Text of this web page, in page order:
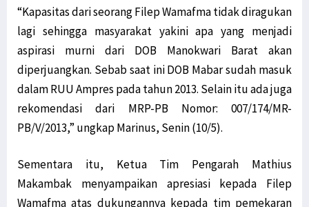
“Kapasitas dari seorang Filep Wamafma tidak diragukan
lagi sehingga masyarakat yakini apa yang menjadi
aspirasi murni dari DOB Manokwari Barat akan
diperjuangkan. Sebab saat ini DOB Mabar sudah masuk
dalam RUU Ampres pada tahun 2013. Selain itu ada juga
rekomendasi dari MRP-PB Nomor: 007/174/MR-
PB/V/2013,” ungkap Marinus, Senin (10/5).
Sementara itu, Ketua Tim Pengarah Mathius
Makambak menyampaikan apresiasi kepada Filep
Wamafma atas dukungannya kepada tim pemekaran